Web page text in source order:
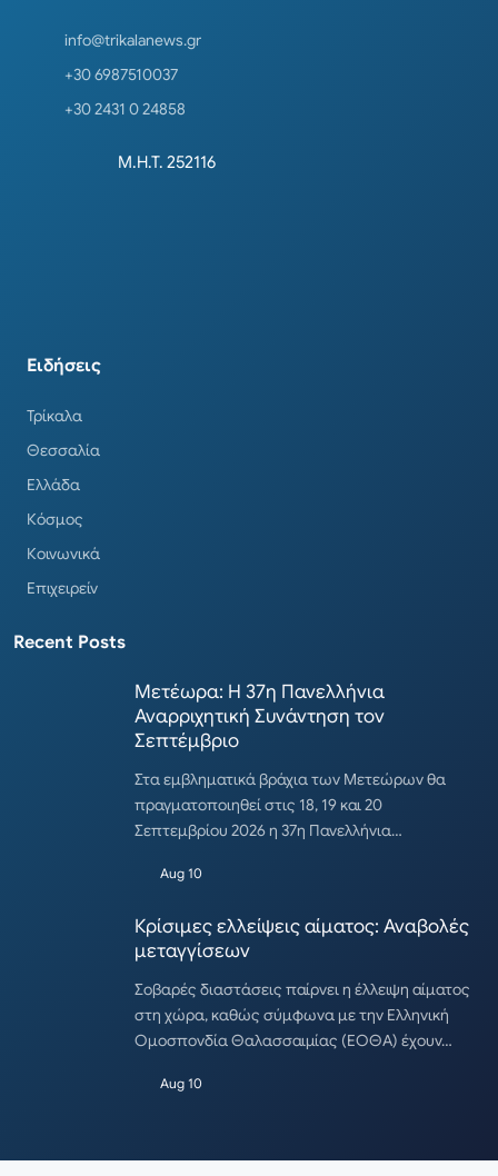
info@trikalanews.gr
+30 6987510037
+30 2431 0 24858
Μ.Η.Τ. 252116
Ειδήσεις
Τρίκαλα
Θεσσαλία
Ελλάδα
Κόσμος
Κοινωνικά
Επιχειρείν
Recent Posts
Μετέωρα: Η 37η Πανελλήνια
Αναρριχητική Συνάντηση τον
Σεπτέμβριο
Στα εμβληματικά βράχια των Μετεώρων θα
πραγματοποιηθεί στις 18, 19 και 20
Σεπτεμβρίου 2026 η 37η Πανελλήνια…
Aug 10
Κρίσιμες ελλείψεις αίματος: Αναβολές
μεταγγίσεων
Σοβαρές διαστάσεις παίρνει η έλλειψη αίματος
στη χώρα, καθώς σύμφωνα με την Ελληνική
Ομοσπονδία Θαλασσαιμίας (ΕΟΘΑ) έχουν…
Aug 10